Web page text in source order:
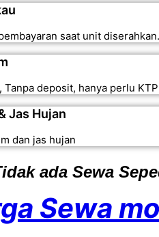
saat unit
Tanpa deposit, hanya perlu KTP
Jas Hujan
dan jas hujan
ada Sewa
Sewa